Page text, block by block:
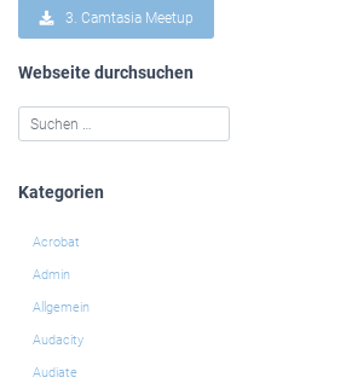
3. Camtasia Meetup
Webseite durchsuchen
Kategorien
Acrobat
Admin
Allgemein
Audacity
Audiate